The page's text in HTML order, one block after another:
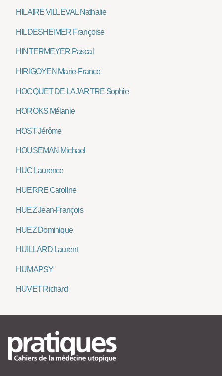
HILAIRE VILLEVAL Nathalie
HILDESHEIMER Françoise
HINTERMEYER Pascal
HIRIGOYEN Marie-France
HOCQUET DE LAJARTRE Sophie
HOROKS Mélanie
HOST Jérôme
HOUSEMAN Michael
HUC Laurence
HUERRE Caroline
HUEZ Jean-François
HUEZ Dominique
HUILLARD Laurent
HUMAPSY
HUVET Richard